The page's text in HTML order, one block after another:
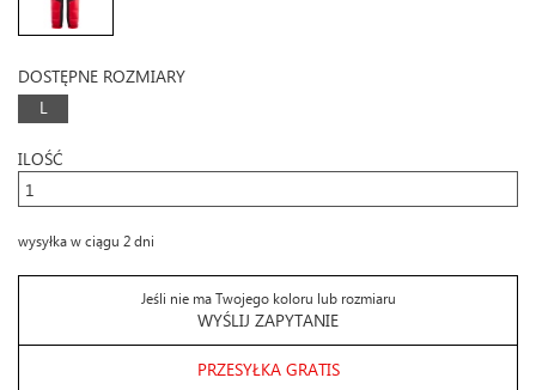
DOSTĘPNE ROZMIARY
L
ILOŚĆ
wysyłka w ciągu 2 dni
Jeśli nie ma Twojego koloru lub rozmiaru
WYŚLIJ ZAPYTANIE
PRZESYŁKA GRATIS